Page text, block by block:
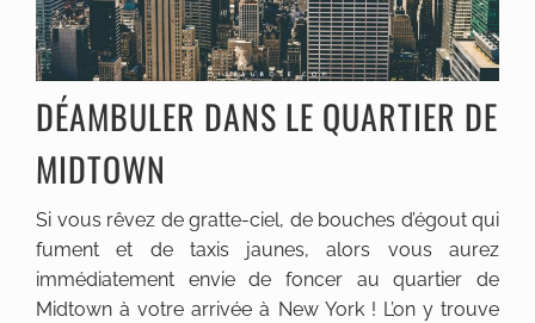
DÉAMBULER DANS LE QUARTIER DE
MIDTOWN
Si vous rêvez de gratte-ciel, de bouches d’égout qui
fument et de taxis jaunes, alors vous aurez
immédiatement envie de foncer au quartier de
Midtown à votre arrivée à New York ! L’on y trouve